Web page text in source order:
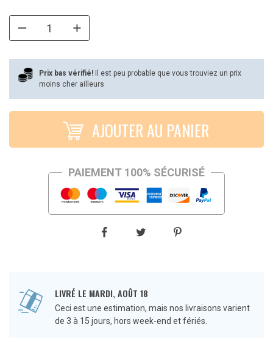
initial
€49,90.
actuel
€29,90.
Prix bas vérifié!
Il est peu probable que vous trouviez un prix
moins cher ailleurs
AJOUTER AU PANIER
PAIEMENT 100% SÉCURISÉ
LIVRÉ LE MARDI, AOÛT 18
Ceci est une estimation, mais nos livraisons varient
de 3 à 15 jours, hors week-end et fériés.